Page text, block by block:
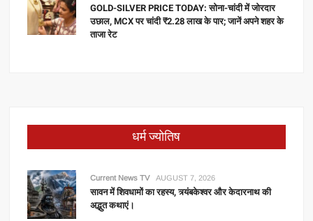
GOLD-SILVER PRICE TODAY: सोना-चांदी में जोरदार
उछाल, MCX पर चांदी ₹2.28 लाख के पार; जानें अपने शहर के
ताजा रेट
धर्म ज्योतिष
Current News TV AUGUST 7, 2026
सावन में शिवधामों का रहस्य, त्र्यंबकेश्वर और केदारनाथ की
अद्भुत कथाएं।